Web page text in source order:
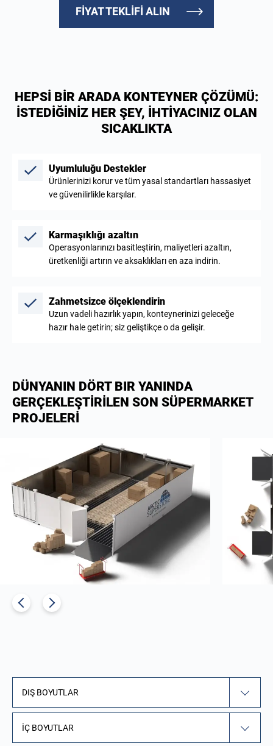
FİYAT TEKLİFİ ALIN
HEPSİ BİR ARADA KONTEYNER ÇÖZÜMÜ:
İSTEDİĞİNİZ HER ŞEY, İHTİYACINIZ OLAN
SICAKLIKTA
Uyumluluğu Destekler
Ürünlerinizi korur ve tüm yasal standartları hassasiyet
ve güvenilirlikle karşılar.
Karmaşıklığı azaltın
Operasyonlarınızı basitleştirin, maliyetleri azaltın,
üretkenliği artırın ve aksaklıkları en aza indirin.
Zahmetsizce ölçeklendirin
Uzun vadeli hazırlık yapın, konteynerinizi geleceğe
hazır hale getirin; siz geliştikçe o da gelişir.
DÜNYANIN DÖRT BIR YANINDA
GERÇEKLEŞTİRİLEN SON SÜPERMARKET
PROJELERİ
DIŞ BOYUTLAR
İÇ BOYUTLAR